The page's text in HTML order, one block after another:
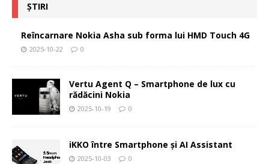
ȘTIRI
Reîncarnare Nokia Asha sub forma lui HMD Touch 4G
2025-10-22 0
Vertu Agent Q – Smartphone de lux cu
rădăcini Nokia
2025-10-19 0
iKKO între Smartphone și AI Assistant
2025-10-03 0